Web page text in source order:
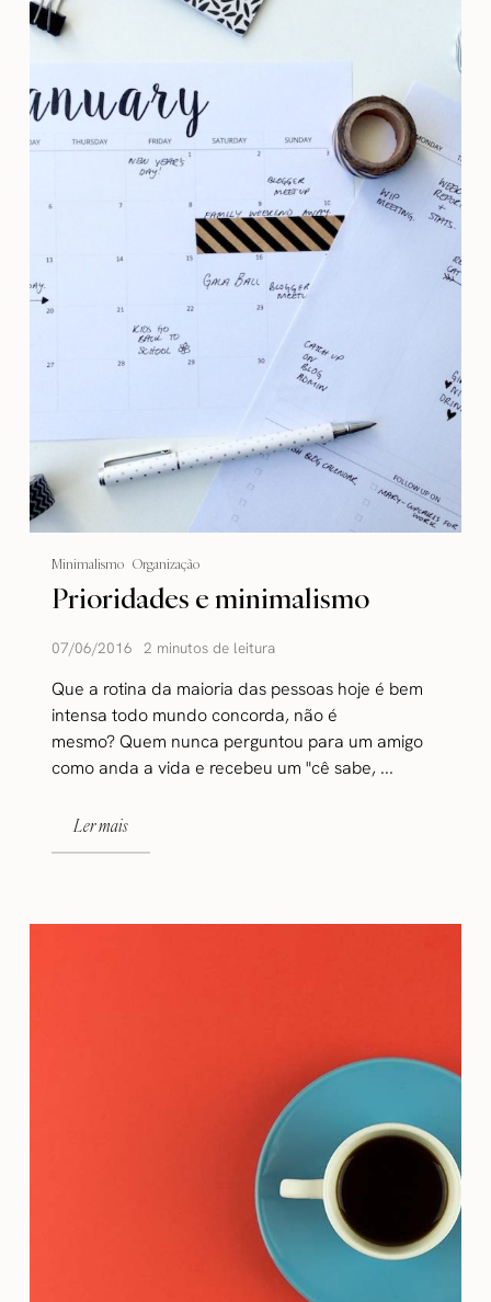
Minimalismo Organização
Prioridades e minimalismo
07/06/2016 2 minutos de leitura
Que a rotina da maioria das pessoas hoje é bem
intensa todo mundo concorda, não é
mesmo? Quem nunca perguntou para um amigo
como anda a vida e recebeu um "cê sabe, ...
Ler mais